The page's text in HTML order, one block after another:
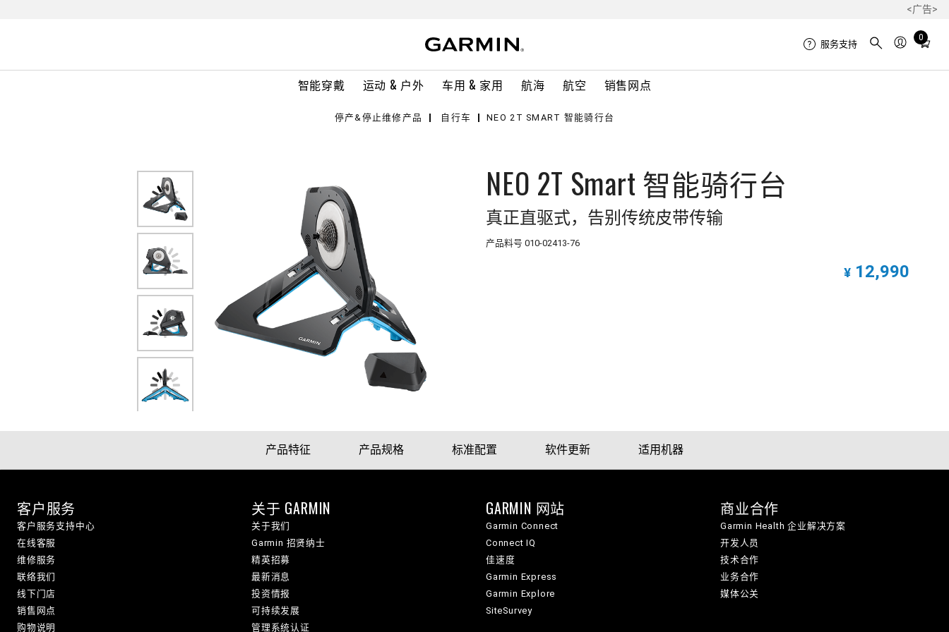
<广告>
智能穿戴 运动 & 户外 车用 & 家用 航海 航空 销售网点
服务支持
0
Total
in
停产&停止维修产品 自行车 NEO 2T SMART 智能骑行台
NEO 2T Smart 智能骑行台
真正直驱式，告别传统皮带传输
产品料号 010-02413-76
¥ 12,990
产品特征 产品规格 标准配置 软件更新 适用机器
客户服务
客户服务支持中心
在线客服
维修服务
联络我们
线下门店
销售网点
购物说明
关于 GARMIN
关于我们
Garmin 招贤纳士
精英招募
最新消息
投资情报
可持续发展
管理系统认证
GARMIN 网站
Garmin Connect
Connect IQ
佳速度
Garmin Express
Garmin Explore
SiteSurvey
商业合作
Garmin Health 企业解决方案
开发人员
技术合作
业务合作
媒体公关